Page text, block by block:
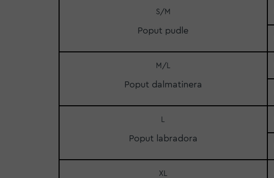
S/M
Poput pudle
M/L
Poput dalmatinera
L
Poput labradora
XL